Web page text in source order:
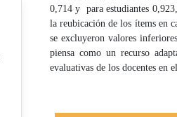
0,714 y para estudiantes
la reubicación de los ítems en
se excluyeron valores
piensa como un recurso
evaluativas de los docentes en